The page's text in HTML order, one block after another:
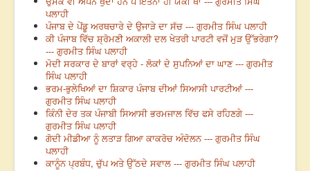
ਪਲਾਹੀ
ਪੰਜਾਬ ਦੇ ਪੇਂਡੂ ਅਰਥਚਾਰੇ ਦੇ ਉਜਾੜੇ ਦਾ ਸੱਚ --- ਗੁਰਮੀਤ ਸਿੰਘ ਪਲਾਹੀ
ਕੀ ਪੰਜਾਬ ਵਿੱਚ ਸ਼੍ਰੋਮਣੀ ਅਕਾਲੀ ਦਲ ਖੇਤਰੀ ਪਾਰਟੀ ਵਜੋਂ ਮੁੜ ਉੱਭਰੇਗਾ?
--- ਗੁਰਮੀਤ ਸਿੰਘ ਪਲਾਹੀ
ਮੋਦੀ ਸਰਕਾਰ ਦੇ ਬਾਰਾਂ ਵਰ੍ਹੇ - ਲੋਕਾਂ ਦੇ ਸੁਪਨਿਆਂ ਦਾ ਘਾਣ --- ਗੁਰਮੀਤ
ਸਿੰਘ ਪਲਾਹੀ
ਭਰਮ-ਭੁਲੇਖਿਆਂ ਦਾ ਸ਼ਿਕਾਰ ਪੰਜਾਬ ਦੀਆਂ ਸਿਆਸੀ ਪਾਰਟੀਆਂ ---
ਗੁਰਮੀਤ ਸਿੰਘ ਪਲਾਹੀ
ਕਿੰਨੀ ਦੇਰ ਤਕ ਪੰਜਾਬੀ ਸਿਆਸੀ ਭਰਮਜਾਲ ਵਿੱਚ ਫਸੇ ਰਹਿਣਗੇ ---
ਗੁਰਮੀਤ ਸਿੰਘ ਪਲਾਹੀ
ਗੋਦੀ ਮੀਡੀਆ ਨੂੰ ਲਤਾੜ ਗਿਆ ਕਾਕਰੋਚ ਅੰਦੋਲਨ --- ਗੁਰਮੀਤ ਸਿੰਘ
ਪਲਾਹੀ
ਕਾਨੂੰਨ ਪ੍ਰਬੰਧ, ਚੁੱਪ ਅਤੇ ਉੱਠਦੇ ਸਵਾਲ --- ਗੁਰਮੀਤ ਸਿੰਘ ਪਲਾਹੀ